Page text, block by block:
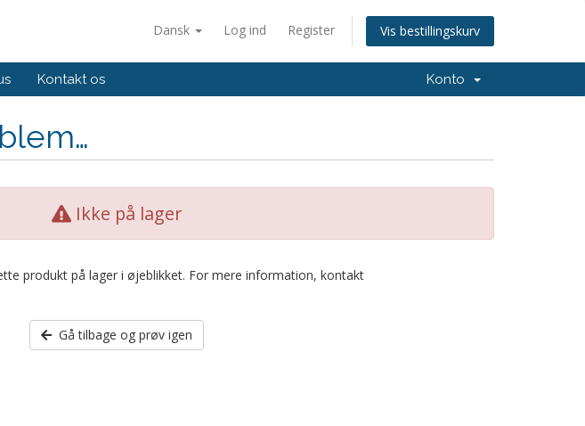
Dansk Log ind Register Vis bestillingskurv
Kontakt os Konto
Ikke på lager
produkt på lager i øjeblikket. For mere information, kontakt
Gå tilbage og prøv igen